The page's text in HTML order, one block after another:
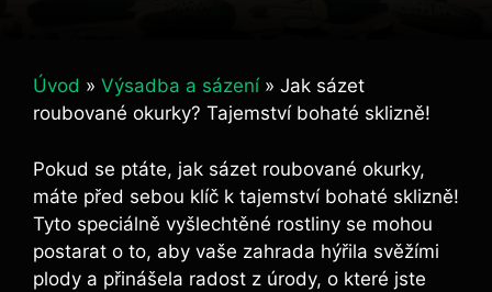
Úvod » Výsadba a sázení » Jak sázet
roubované okurky? Tajemství bohaté sklizně!
Pokud ​se ptáte, jak ‍sázet roubované okurky,
máte před sebou klíč k tajemství bohaté sklizně!
Tyto speciálně vyšlechtěné rostliny se mohou⁤
postarat o⁢ to,‌ aby vaše zahrada ⁢hýřila svěžími
plody a přinášela radost z úrody, o které⁣ jste